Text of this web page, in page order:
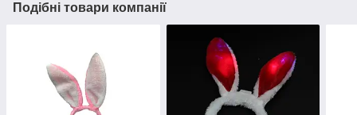
Подібні товари компанії